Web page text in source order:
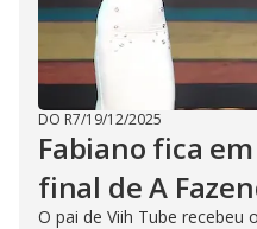
DO R7/19/12/2025
Fabiano fica
final de A
O pai de Viih Tube recebeu